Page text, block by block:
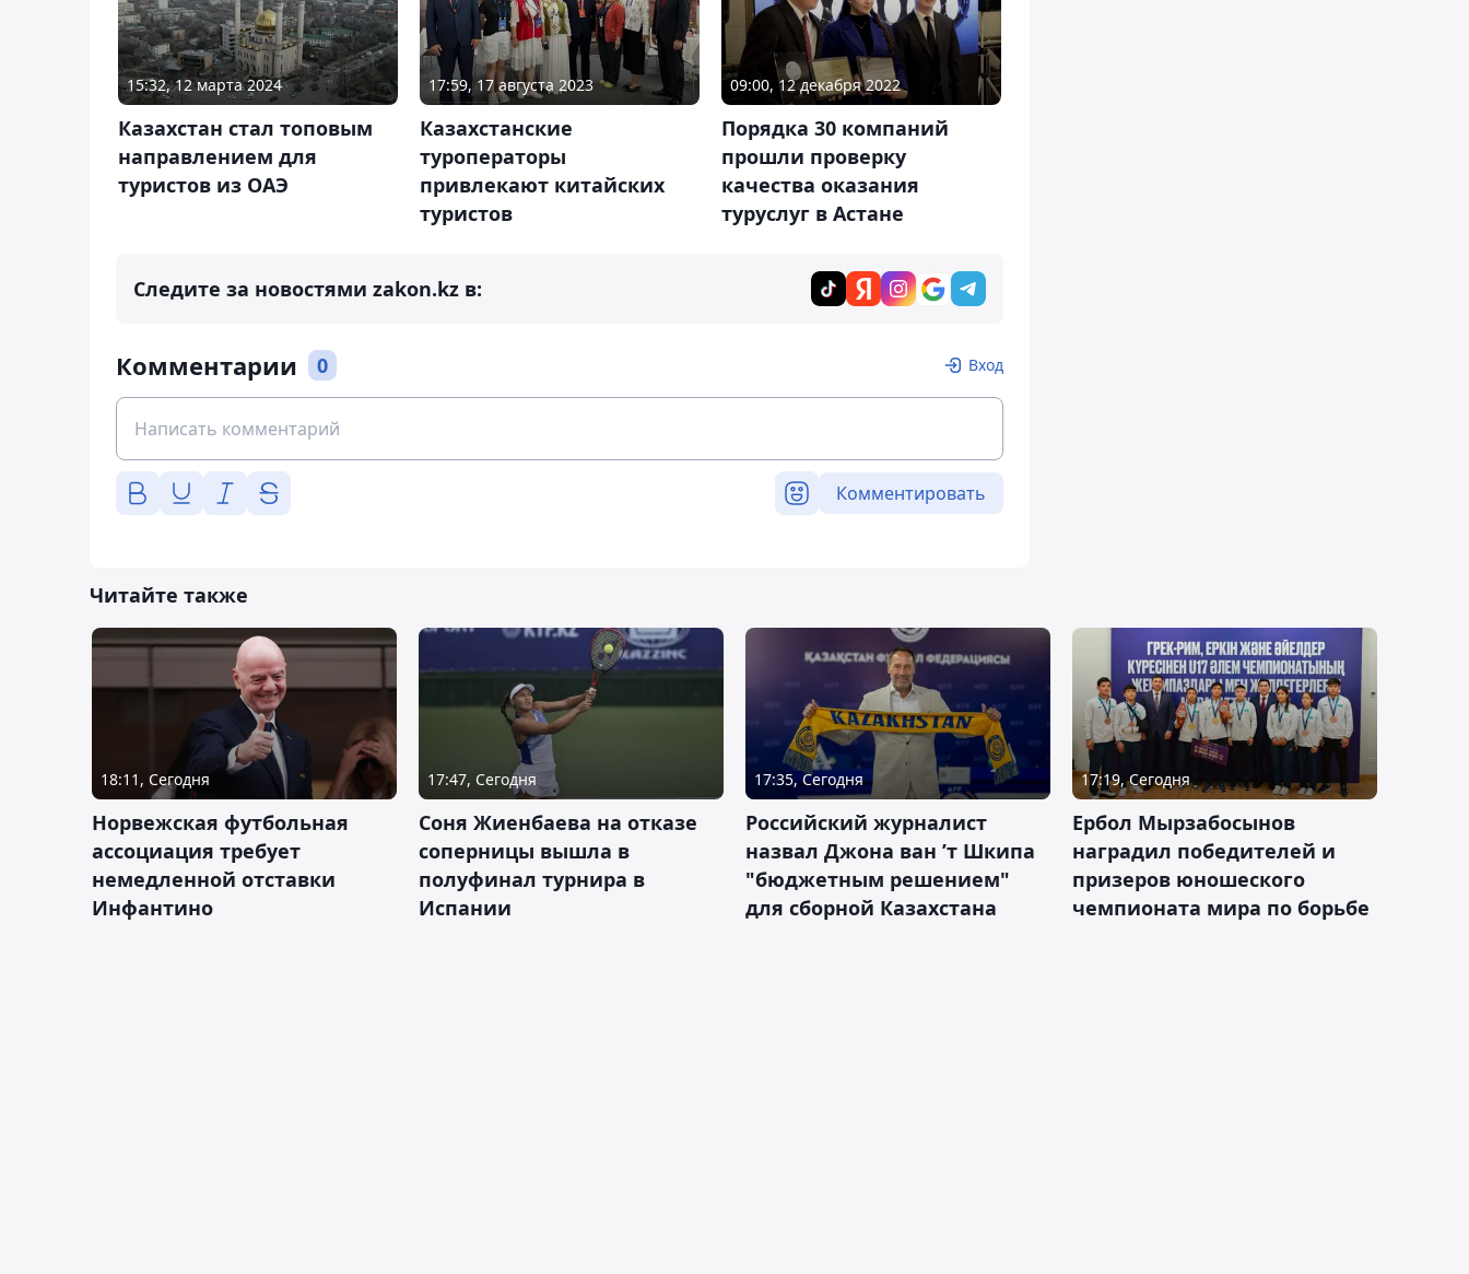
15:32, 12 марта 2024
Казахстан стал топовым
направлением для
туристов из ОАЭ
17:59, 17 августа 2023
Казахстанские
туроператоры
привлекают китайских
туристов
09:00, 12 декабря 2022
Порядка 30 компаний
прошли проверку
качества оказания
туруслуг в Астане
Следите за новостями zakon.kz в:
Комментарии 0 Вход
Комментировать
Читайте также
18:11, Сегодня
Норвежская футбольная
ассоциация требует
немедленной отставки
Инфантино
17:47, Сегодня
Соня Жиенбаева на отказе
соперницы вышла в
полуфинал турнира в
Испании
17:35, Сегодня
Российский журналист
назвал Джона ван ’т Шкипа
"бюджетным решением"
для сборной Казахстана
17:19, Сегодня
Ербол Мырзабосынов
наградил победителей и
призеров юношеского
чемпионата мира по борьбе